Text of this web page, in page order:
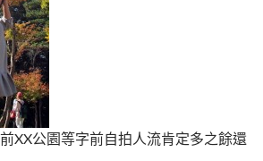
XX公園等字前自拍人流肯定多之餘還